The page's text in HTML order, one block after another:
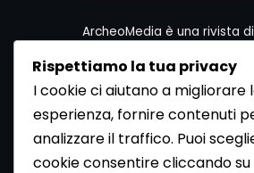
ArcheoMedia è una rivista
Per contattare la
seguenti recapiti:
Redazione ArcheoMedia c/
Via Gioberti 80/D - 10128
Tel 011.5806363 - Fax
Rispettiamo la tua privacy
I cookie ci aiutano a migliorare
esperienza, fornire contenuti
analizzare il traffico. Puoi
cookie consentire cliccando su